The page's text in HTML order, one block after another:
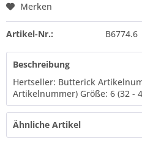
Merken
Artikel-Nr.: B6774.6
Beschreibung
Hertseller: Butterick
Artikelnummer) Größe: 6 (32 -
Ähnliche Artikel